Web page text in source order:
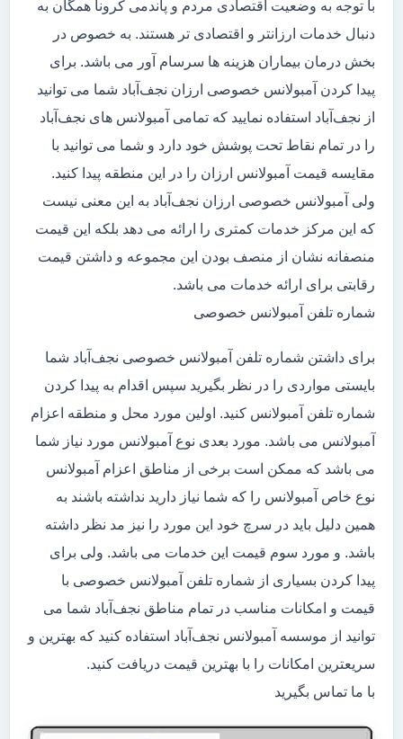
با توجه به وضعیت اقتصادی مردم و پاندمی کرونا همگان به
دنبال خدمات ارزانتر و اقتصادی تر هستند. به خصوص در
بخش درمان بیماران هزینه ها سرسام آور می باشد. برای
پیدا کردن آمبولانس خصوصی ارزان نجف‌آباد شما می توانید
از نجف‌آباد استفاده نمایید که تمامی آمبولانس های نجف‌آباد
را در تمام نقاط تحت پوشش خود دارد و شما می توانید با
مقایسه قیمت آمبولانس ارزان را در این منطقه پیدا کنید.
ولی آمبولانس خصوصی ارزان نجف‌آباد به این معنی نیست
که این مرکز خدمات کمتری را ارائه می دهد بلکه این قیمت
منصفانه نشان از منصف بودن این مجموعه و داشتن قیمت
رقابتی برای ارائه خدمات می باشد.
شماره تلفن آمبولانس خصوصی
برای داشتن شماره تلفن آمبولانس خصوصی نجف‌آباد شما
بایستی مواردی را در نظر بگیرید سپس اقدام به پیدا کردن
شماره تلفن آمبولانس کنید. اولین مورد محل و منطقه اعزام
آمبولانس می باشد. مورد بعدی نوع آمبولانس مورد نیاز شما
می باشد که ممکن است برخی از مناطق اعزام آمبولانس
نوع خاص آمبولانس را که شما نیاز دارید نداشته باشند به
همین دلیل باید در سرچ خود این مورد را نیز مد نظر داشته
باشد. و مورد سوم قیمت این خدمات می باشد. ولی برای
پیدا کردن بسیاری از شماره تلفن آمبولانس خصوصی با
قیمت و امکانات مناسب در تمام مناطق نجف‌آباد شما می
توانید از موسسه آمبولانس نجف‌آباد استفاده کنید که بهترین و
سریعترین امکانات را با بهترین قیمت دریافت کنید.
با ما تماس بگیرید